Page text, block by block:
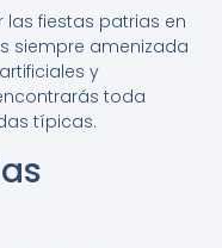
las fiestas patrias en
siempre amenizada
y
toda
típicas.